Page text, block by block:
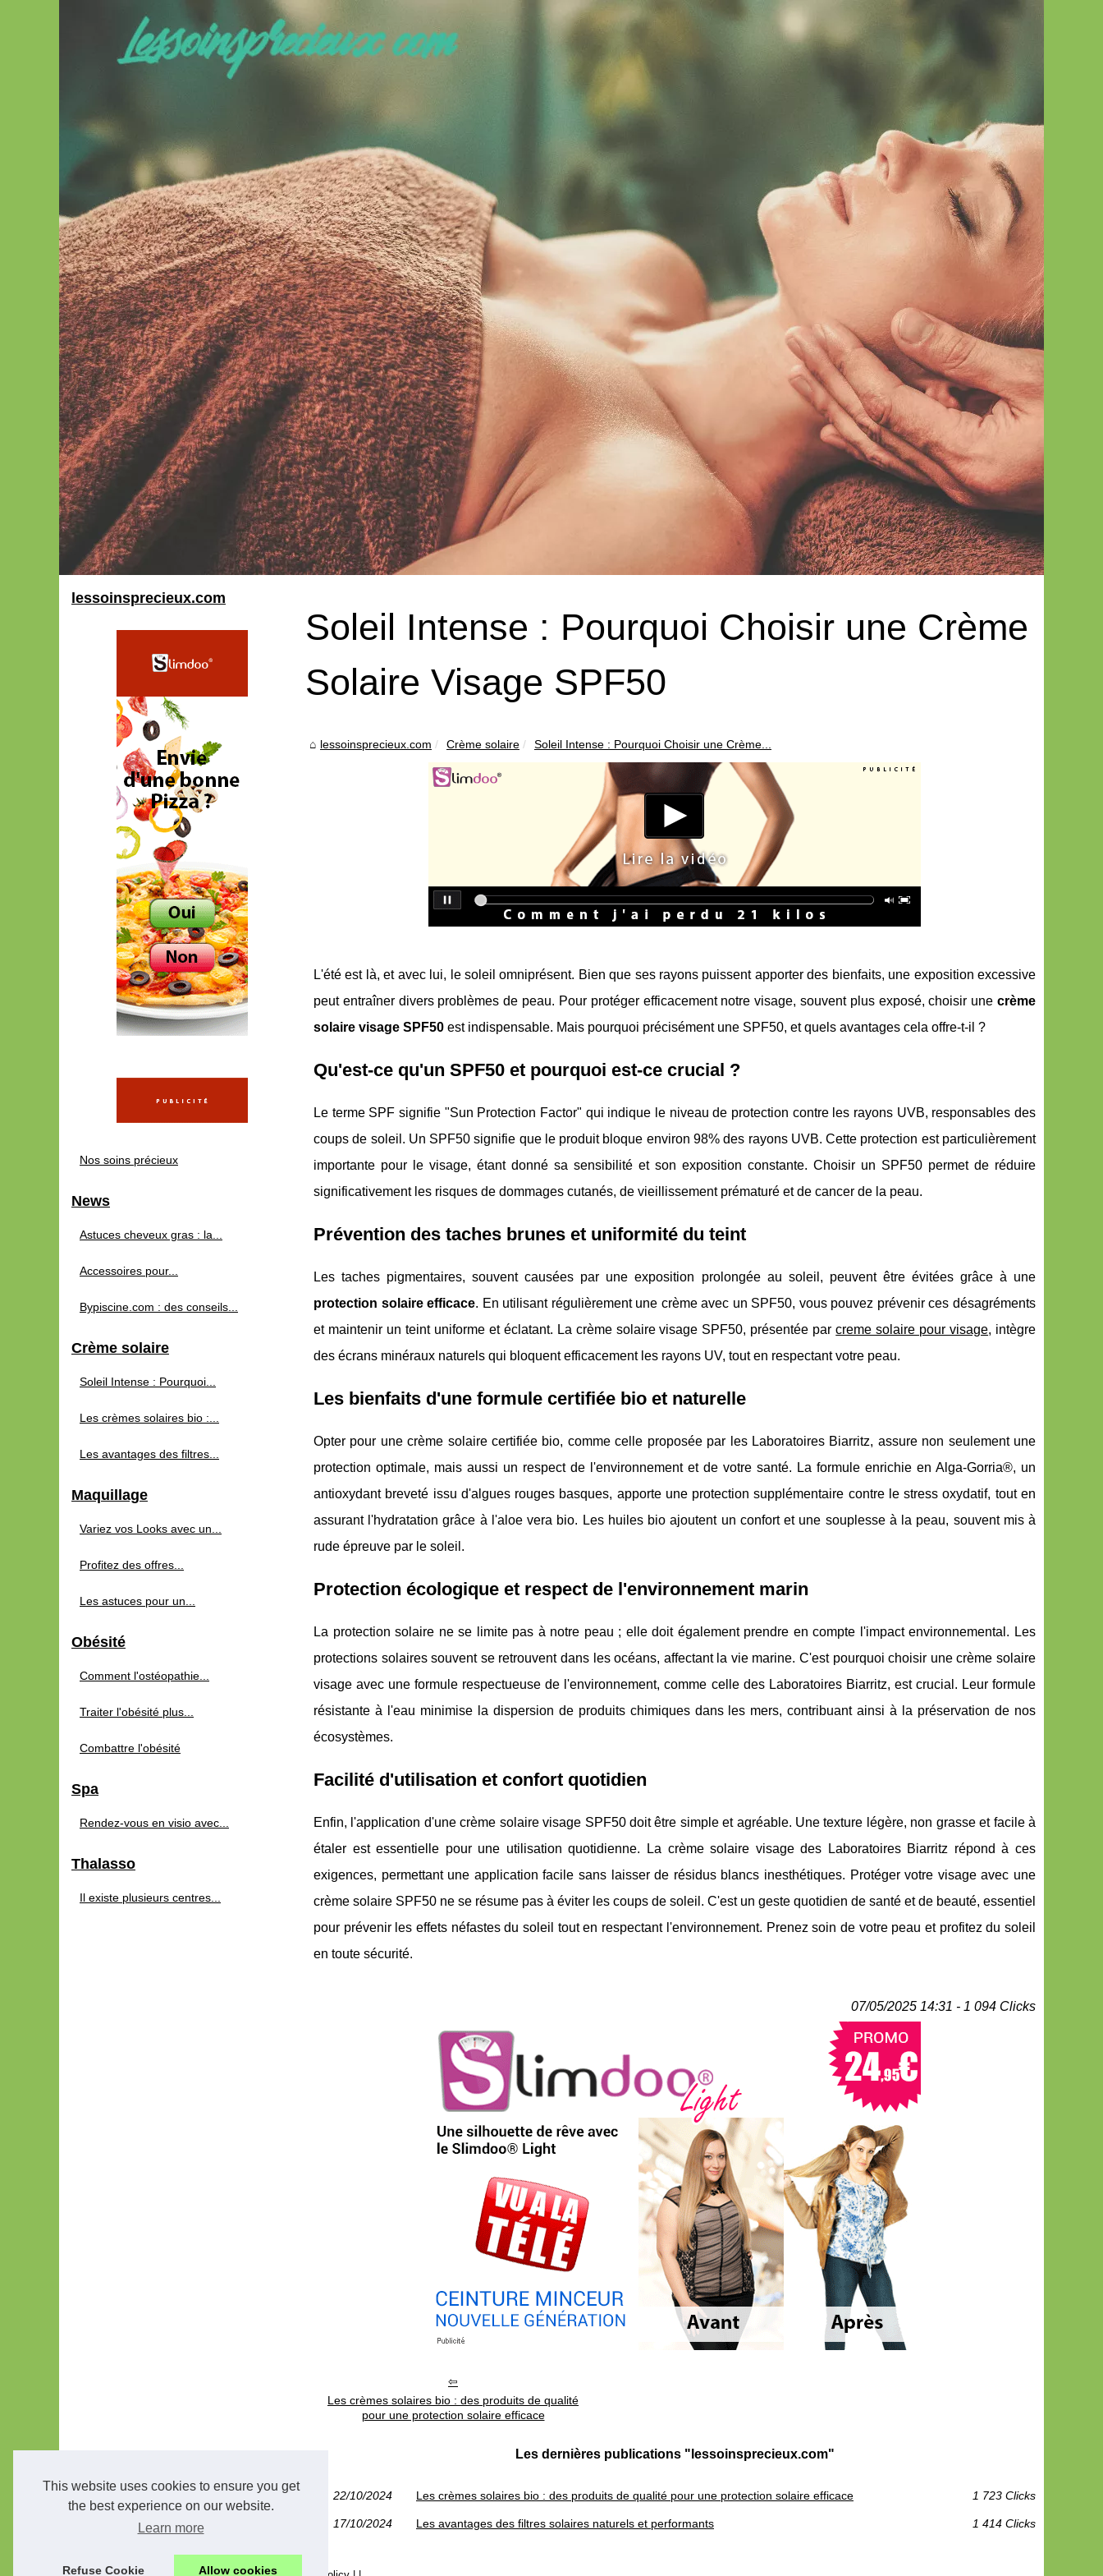
This website uses cookies to ensure you get
the best experience on our website.
Learn more
Refuse Cookie Allow cookies
Soleil Intense : Pourquoi Choisir une Crème
Solaire Visage SPF50
lessoinsprecieux.com Crème solaire Soleil Intense : Pourquoi Choisir une Crème...
L'été est là, et avec lui, le soleil omniprésent. Bien que ses rayons puissent apporter des bienfaits, une exposition excessive
peut entraîner divers problèmes de peau. Pour protéger efficacement notre visage, souvent plus exposé, choisir une crème
solaire visage SPF50 est indispensable. Mais pourquoi précisément une SPF50, et quels avantages cela offre-t-il ?
Qu'est-ce qu'un SPF50 et pourquoi est-ce crucial ?
Le terme SPF signifie "Sun Protection Factor" qui indique le niveau de protection contre les rayons UVB, responsables des
coups de soleil. Un SPF50 signifie que le produit bloque environ 98% des rayons UVB. Cette protection est particulièrement
importante pour le visage, étant donné sa sensibilité et son exposition constante. Choisir un SPF50 permet de réduire
significativement les risques de dommages cutanés, de vieillissement prématuré et de cancer de la peau.
Prévention des taches brunes et uniformité du teint
Les taches pigmentaires, souvent causées par une exposition prolongée au soleil, peuvent être évitées grâce à une
protection solaire efficace. En utilisant régulièrement une crème avec un SPF50, vous pouvez prévenir ces désagréments
et maintenir un teint uniforme et éclatant. La crème solaire visage SPF50, présentée parcreme solaire pour visage, intègre
des écrans minéraux naturels qui bloquent efficacement les rayons UV, tout en respectant votre peau.
Les bienfaits d'une formule certifiée bio et naturelle
Opter pour une crème solaire certifiée bio, comme celle proposée par les Laboratoires Biarritz, assure non seulement une
protection optimale, mais aussi un respect de l'environnement et de votre santé. La formule enrichie en Alga-Gorria®, un
antioxydant breveté issu d'algues rouges basques, apporte une protection supplémentaire contre le stress oxydatif, tout en
assurant l'hydratation grâce à l'aloe vera bio. Les huiles bio ajoutent un confort et une souplesse à la peau, souvent mis à
rude épreuve par le soleil.
Protection écologique et respect de l'environnement marin
La protection solaire ne se limite pas à notre peau ; elle doit également prendre en compte l'impact environnemental. Les
protections solaires souvent se retrouvent dans les océans, affectant la vie marine. C'est pourquoi choisir une crème solaire
visage avec une formule respectueuse de l'environnement, comme celle des Laboratoires Biarritz, est crucial. Leur formule
résistante à l'eau minimise la dispersion de produits chimiques dans les mers, contribuant ainsi à la préservation de nos
écosystèmes.
Facilité d'utilisation et confort quotidien
Enfin, l'application d'une crème solaire visage SPF50 doit être simple et agréable. Une texture légère, non grasse et facile à
étaler est essentielle pour une utilisation quotidienne. La crème solaire visage des Laboratoires Biarritz répond à ces
exigences, permettant une application facile sans laisser de résidus blancs inesthétiques. Protéger votre visage avec une
crème solaire SPF50 ne se résume pas à éviter les coups de soleil. C'est un geste quotidien de santé et de beauté, essentiel
pour prévenir les effets néfastes du soleil tout en respectant l'environnement. Prenez soin de votre peau et profitez du soleil
en toute sécurité.
07/05/2025 14:31 - 1 094 Clicks
Les crèmes solaires bio : des produits de qualité
pour une protection solaire efficace
Les dernières publications "lessoinsprecieux.com"
22/10/2024 Les crèmes solaires bio : des produits de qualité pour une protection solaire efficace 1 723 Clicks
17/10/2024 Les avantages des filtres solaires naturels et performants 1 414 Clicks
lessoinsprecieux.com
Nos soins précieux
News
Astuces cheveux gras : la...
Accessoires pour...
Bypiscine.com : des conseils...
Crème solaire
Soleil Intense : Pourquoi...
Les crèmes solaires bio :...
Les avantages des filtres...
Maquillage
Variez vos Looks avec un...
Profitez des offres...
Les astuces pour un...
Obésité
Comment l'ostéopathie...
Traiter l'obésité plus...
Combattre l'obésité
Spa
Rendez-vous en visio avec...
Thalasso
Il existe plusieurs centres...